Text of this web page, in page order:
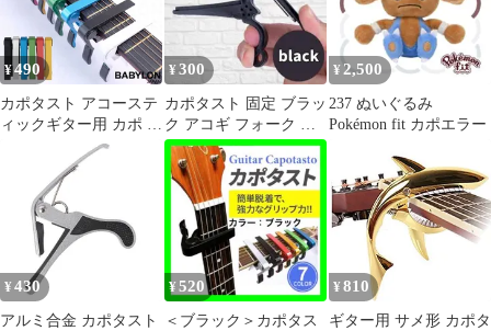
¥490
カポタスト アコーステ
ィックギター用 カポ ワ
ンタッチ装着簡単軽量
コンパクト クラシック
ギター フォークギター
エレキギター ウクレレ
アコギ おしゃれ初心者
チューニング 黒ブラッ
ク赤レッド銀シルバー
ゴールド緑グリーン青
ブルー白ホワイト
¥300
カポタスト 固定 ブラッ
ク アコギ フォーク エ
レキギター カポ ギター
¥ 2,500
237 ぬいぐるみ
Pokémon fit カポエラー
¥ 430
アルミ合金 カポタスト
¥ 520
＜ブラック＞カポタス
¥ 810
ギター用 サメ形 カポタ